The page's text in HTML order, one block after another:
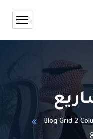
Blog Grid 2